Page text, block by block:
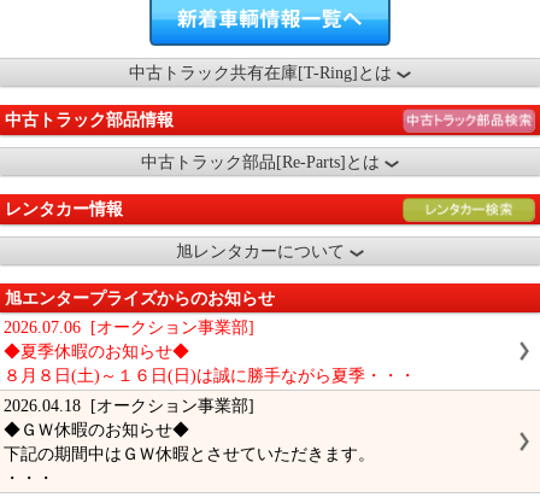
中古トラック共有在庫[T-Ring]とは
中古トラック部品情報
中古トラック部品[Re-Parts]とは
レンタカー情報
旭レンタカーについて
旭エンタープライズからのお知らせ
2026.07.06 [オークション事業部]
◆夏季休暇のお知らせ◆
８月８日(土)～１６日(日)は誠に勝手ながら夏季・・・
2026.04.18 [オークション事業部]
◆ＧＷ休暇のお知らせ◆
下記の期間中はＧＷ休暇とさせていただきます。
・・・